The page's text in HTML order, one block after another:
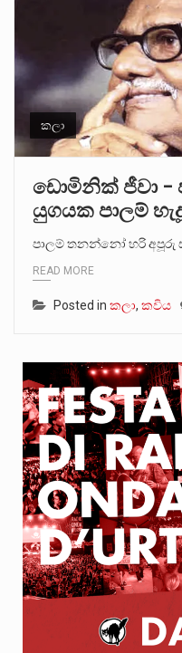
කලා
ඩොමිනික් ජීවා
යුගයක පාලම්
පාලම් තනන්නෝ හරි අපූරු
READ MORE
Posted in කලා, කවිය